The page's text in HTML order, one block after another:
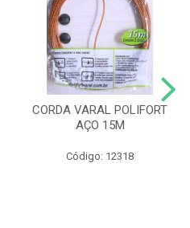
CORDA VARAL POLIFORT
AÇO 15M
Código: 12318